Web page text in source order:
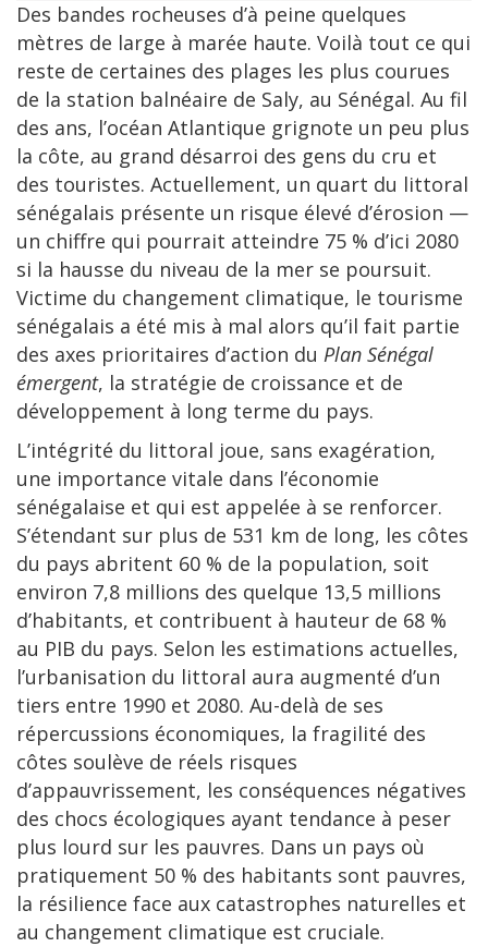
Des bandes rocheuses d’à peine quelques
mètres de large à marée haute. Voilà tout ce qui
reste de certaines des plages les plus courues
de la station balnéaire de Saly, au Sénégal. Au fil
des ans, l’océan Atlantique grignote un peu plus
la côte, au grand désarroi des gens du cru et
des touristes. Actuellement, un quart du littoral
sénégalais présente un risque élevé d’érosion —
un chiffre qui pourrait atteindre 75 % d’ici 2080
si la hausse du niveau de la mer se poursuit.
Victime du changement climatique, le tourisme
sénégalais a été mis à mal alors qu’il fait partie
des axes prioritaires d’action du Plan Sénégal
émergent, la stratégie de croissance et de
développement à long terme du pays.
L’intégrité du littoral joue, sans exagération,
une importance vitale dans l’économie
sénégalaise et qui est appelée à se renforcer.
S’étendant sur plus de 531 km de long, les côtes
du pays abritent 60 % de la population, soit
environ 7,8 millions des quelque 13,5 millions
d’habitants, et contribuent à hauteur de 68 %
au PIB du pays. Selon les estimations actuelles,
l’urbanisation du littoral aura augmenté d’un
tiers entre 1990 et 2080. Au-delà de ses
répercussions économiques, la fragilité des
côtes soulève de réels risques
d’appauvrissement, les conséquences négatives
des chocs écologiques ayant tendance à peser
plus lourd sur les pauvres. Dans un pays où
pratiquement 50 % des habitants sont pauvres,
la résilience face aux catastrophes naturelles et
au changement climatique est cruciale.